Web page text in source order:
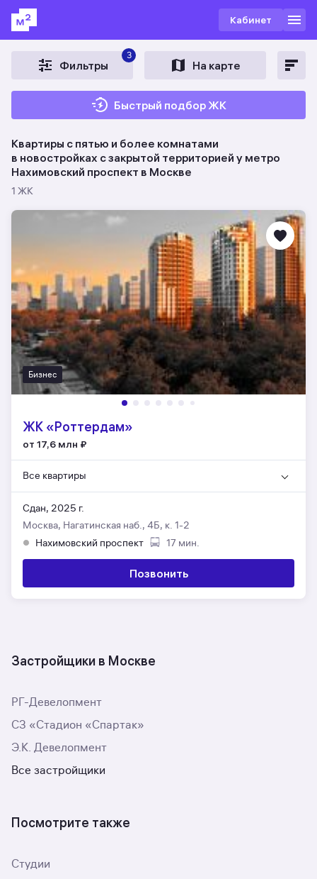
Кабинет
Фильтры
3
На карте
Быстрый подбор ЖК
Квартиры с пятью и более комнатами
в новостройках c закрытой территорией у метро
Нахимовский проспект в Москве
1 ЖК
Бизнес
ЖК «Роттердам»
от 17,6 млн ₽
Все квартиры
Сдан, 2025 г.
Москва, Нагатинская наб., 4Б, к. 1-2
Нахимовский проспект
17 мин.
Позвонить
Застройщики в Москве
РГ-Девелопмент
СЗ «Стадион «Спартак»
Э.К. Девелопмент
Все застройщики
Посмотрите также
Студии